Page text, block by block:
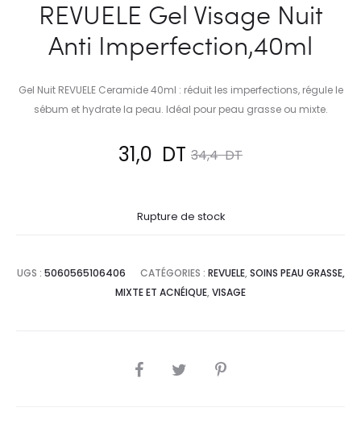
REVUELE Gel Visage Nuit
Anti Imperfection,40ml
Gel Nuit REVUELE Ceramide 40ml : réduit les imperfections, régule le
sébum et hydrate la peau. Idéal pour peau grasse ou mixte.
34,4DT
Le
initial
était :
31,0 DT
est :
Rupture de stock
UGS : 5060565106406 CATÉGORIES : REVUELE, SOINS PEAU GRASSE,
MIXTE ET ACNÉIQUE, VISAGE
SHARE